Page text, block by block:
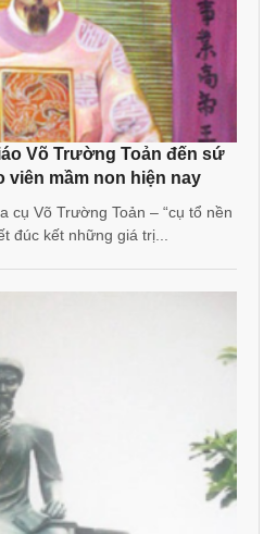
Võ Trường Toản đến sứ
viên mầm non hiện nay
cụ Võ Trường Toản – “cụ tổ nền
đúc kết những giá trị...